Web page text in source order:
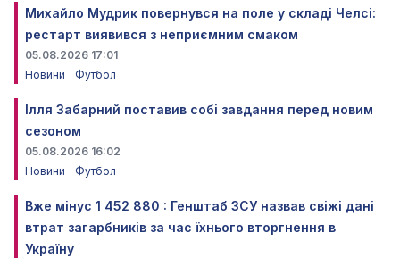
Михайло Мудрик повернувся на поле у складі Челсі:
рестарт виявився з неприємним смаком
05.08.2026 17:01
Новини
Футбол
Ілля Забарний поставив собі завдання перед новим
сезоном
05.08.2026 16:02
Новини
Футбол
Вже мінус 1 452 880 : Генштаб ЗСУ назвав свіжі дані
втрат загарбників за час їхнього вторгнення в
Україну